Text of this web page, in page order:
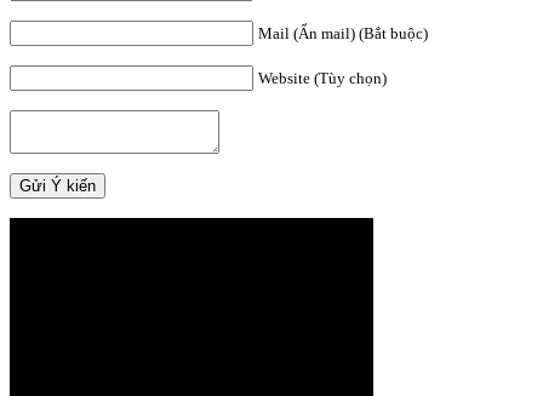
Mail (Ẩn mail) (Bắt buộc)
Website (Tùy chọn)